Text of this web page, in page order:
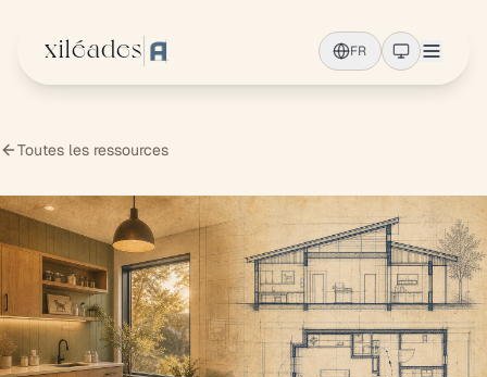
xiléades
FR
Toutes les ressources